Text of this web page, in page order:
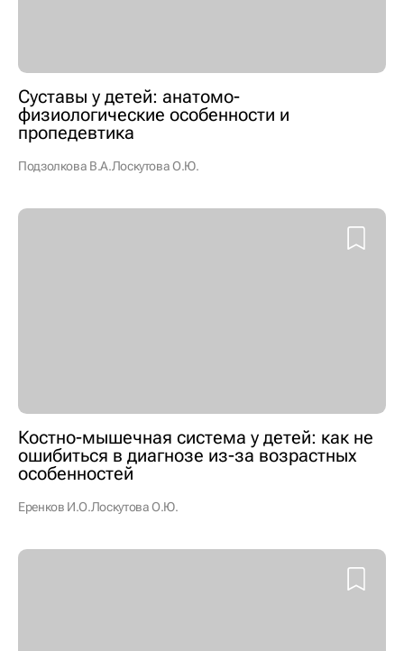
Суставы у детей: анатомо-
физиологические особенности и
пропедевтика
Подзолкова В.А.Лоскутова О.Ю.
Костно-мышечная система у детей: как не
ошибиться в диагнозе из-за возрастных
особенностей
Еренков И.О.Лоскутова О.Ю.